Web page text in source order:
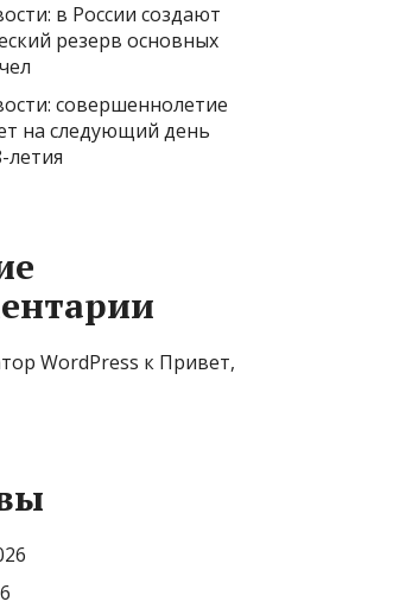
в России создают
резерв основных
совершеннолетие
на следующий день
летия
WordPress к Привет,